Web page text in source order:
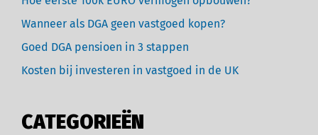
Wanneer als DGA geen vastgoed kopen?
Goed DGA pensioen in 3 stappen
Kosten bij investeren in vastgoed in de UK
CATEGORIEËN